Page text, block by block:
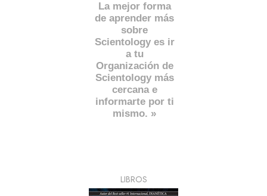
La mejor forma
de aprender más
sobre
Scientology es ir
a tu
Organización de
Scientology más
cercana e
informarte por ti
mismo. »
LIBROS